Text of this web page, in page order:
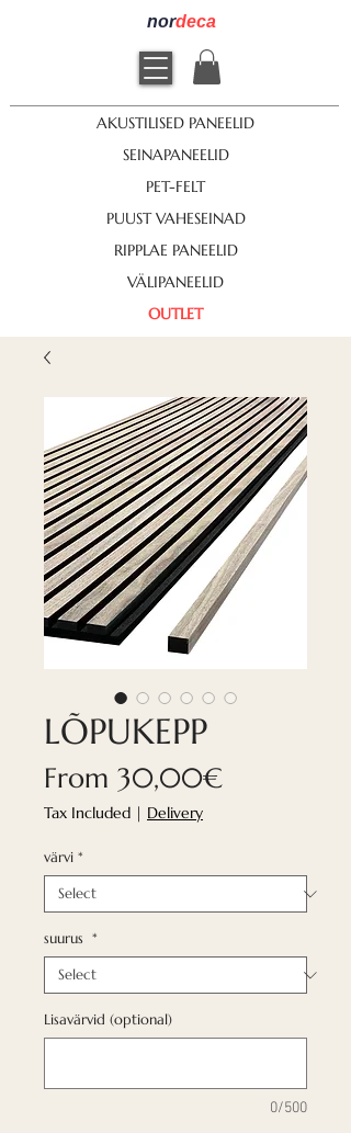
nordeca
AKUSTILISED PANEELID
SEINAPANEELID
PET-FELT
PUUST VAHESEINAD
RIPPLAE PANEELID
VÄLIPANEELID
OUTLET
LÕPUKEPP
From 30,00€Sale
Tax Included | Delivery
värvi *
suurus *
Lisavärvid (optional)
0/500